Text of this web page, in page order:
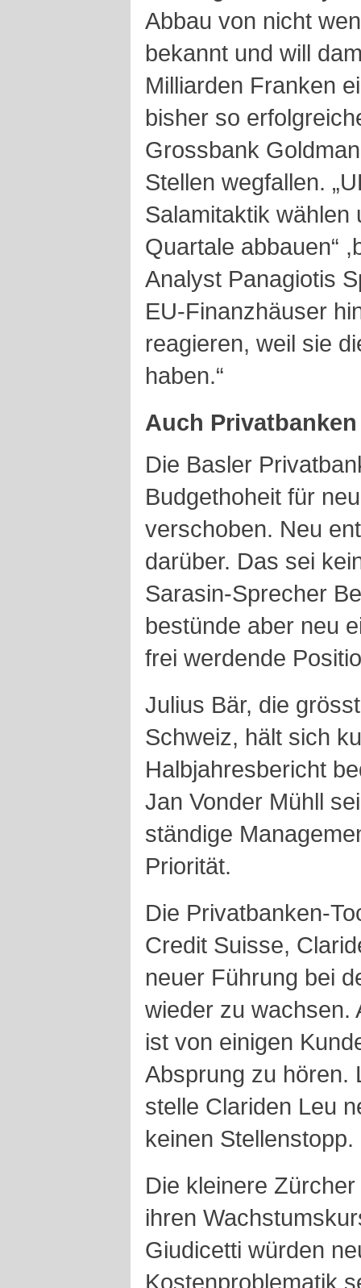
Abbau von nicht
bekannt und will
Milliarden Franken
bisher so
Grossbank
Stellen wegfallen.
Salamitaktik wählen
Quartale abbauen“
Analyst Panagiotis
EU-Finanzhäuser
reagieren, weil sie
haben.“
Auch
Die Basler
Budgethoheit für
verschoben. Neu
darüber. Das sei
Sarasin-Sprecher
bestünde aber neu
frei werdende
Julius Bär, die
Schweiz, hält sich
Halbjahresbericht
Jan Vonder Mühll
ständige
Priorität.
Die Privatbanken-
Credit Suisse,
neuer Führung bei
wieder zu wachsen.
ist von einigen
Absprung zu hören.
stelle Clariden Leu
keinen Stellenstopp.
Die kleinere
ihren
Giudicetti würden
Kostenproblematik